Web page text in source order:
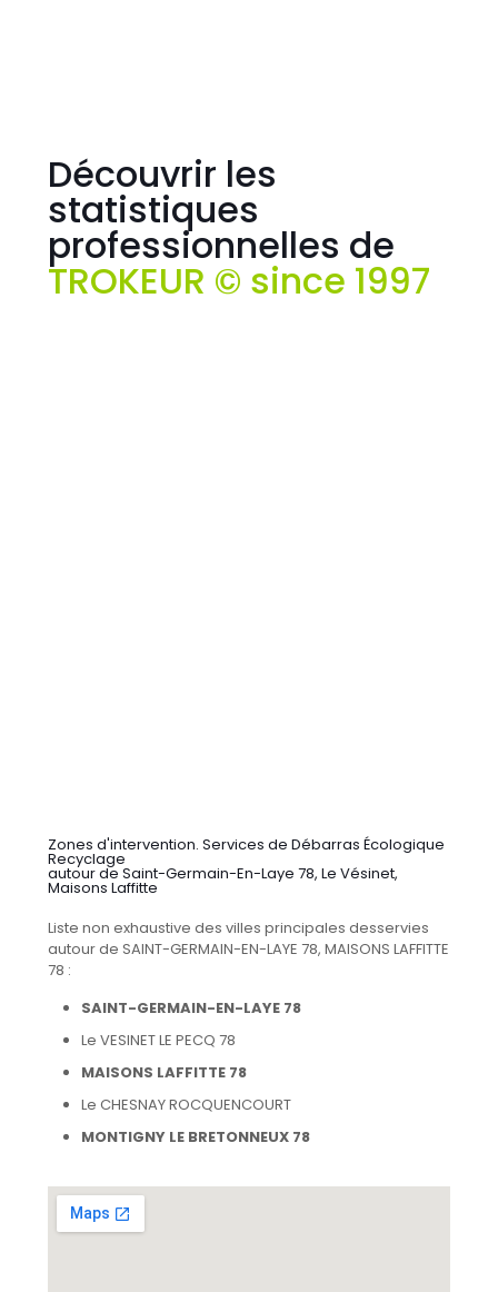
Découvrir les
statistiques
professionnelles de
TROKEUR © since 1997
Zones d'intervention. Services de Débarras Écologique
Recyclage
autour de Saint-Germain-En-Laye 78, Le Vésinet,
Maisons Laffitte
Liste non exhaustive des villes principales desservies
autour de SAINT-GERMAIN-EN-LAYE 78, MAISONS LAFFITTE
78 :
SAINT-GERMAIN-EN-LAYE 78
Le VESINET LE PECQ 78
MAISONS LAFFITTE 78
Le CHESNAY ROCQUENCOURT
MONTIGNY LE BRETONNEUX 78